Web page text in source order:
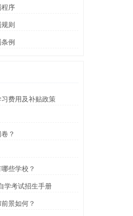
序
则
例
费用及补贴政策
？
些学校？
学考试招生手册
景如何？